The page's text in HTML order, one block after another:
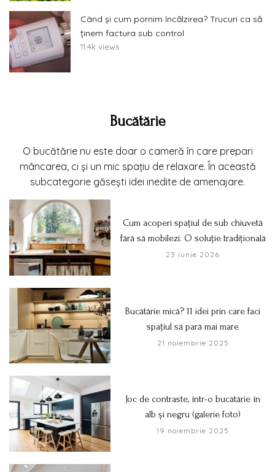
Când și cum pornim încălzirea? Trucuri ca să
ținem factura sub control
11.4k views
Bucătărie
O bucătărie nu este doar o cameră în care prepari
mâncarea, ci și un mic spațiu de relaxare. În această
subcategorie găsești idei inedite de amenajare.
Cum acoperi spațiul de sub chiuvetă
fără să mobilezi. O soluție tradițională
23 iunie 2026
Bucătărie mică? 11 idei prin care faci
spațiul să pară mai mare
21 noiembrie 2025
Joc de contraste, într-o bucătărie în
alb și negru (galerie foto)
19 noiembrie 2025